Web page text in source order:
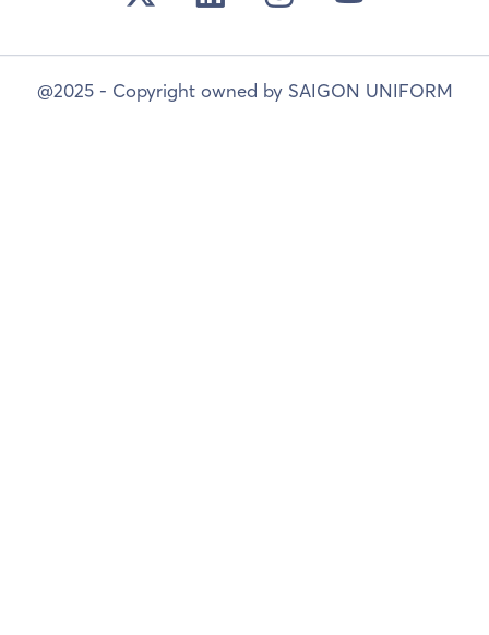
@2025 - Copyright owned by SAIGON UNIFORM